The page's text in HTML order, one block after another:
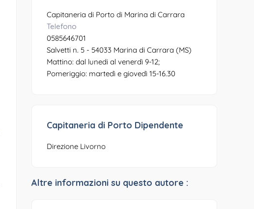
Capitaneria di Porto di Marina di Carrara
Telefono
0585646701
Salvetti n. 5 - 54033 Marina di Carrara (MS)
Mattino: dal lunedi al venerdì 9-12;
Pomeriggio: martedì e giovedì 15-16.30
Capitaneria di Porto Dipendente
Direzione Livorno
Altre informazioni su questo autore :